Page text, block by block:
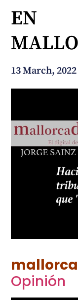
How can we
EN
13 March, 2022
Opinión